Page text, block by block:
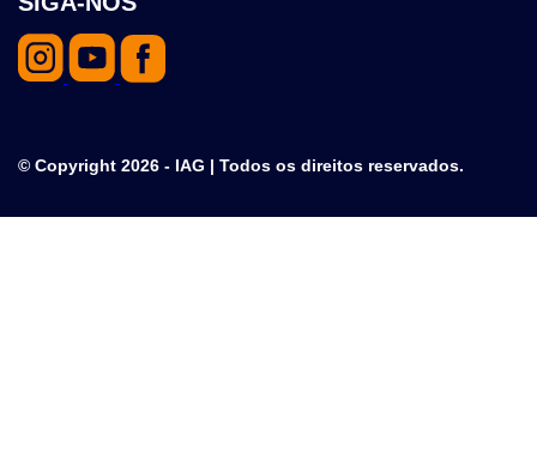
© Copyright 2026 - IAG | Todos os direitos reservados.